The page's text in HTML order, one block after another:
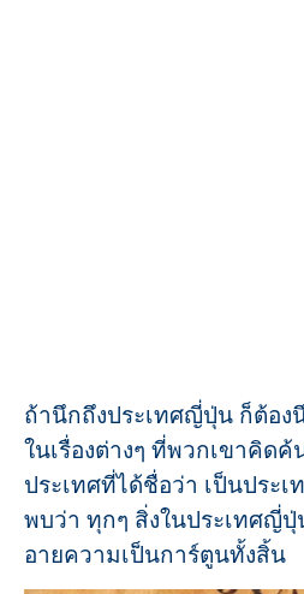
ถ้านึกถึงประเทศญี่ปุ่น ก็ต้อง
ในเรื่องต่างๆ ที่พวกเขาคิด
ประเทศที่ได้ชื่อว่า เป็นประเ
พบว่า ทุกๆ สิ่งในประเทศญี่
อายความเป็นการ์ตูนทั้งสิ้น